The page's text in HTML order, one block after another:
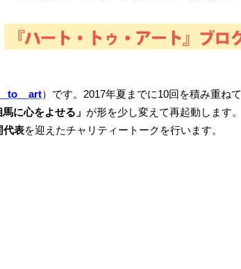
）です。2017年夏までに10回を積み重ねて
に心をよせる」 が形を少し変えて再起動します。
代表を迎えたチャリティートークを行います。